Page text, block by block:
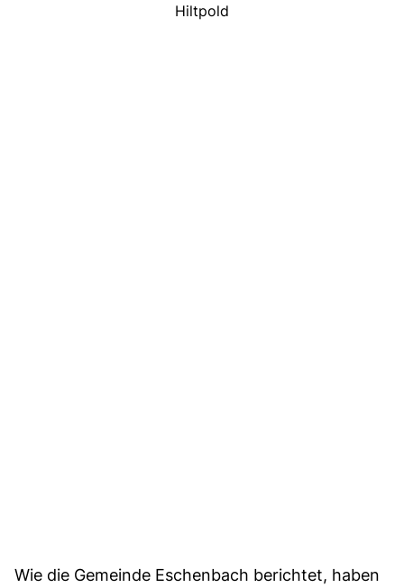
Hiltpold
Wie die Gemeinde Eschenbach berichtet, haben